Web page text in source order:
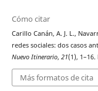
Cómo citar
Carillo Canán, A. J. L.,
redes sociales: dos casos
Nuevo Itinerario, 21(1),
Más formatos de cita